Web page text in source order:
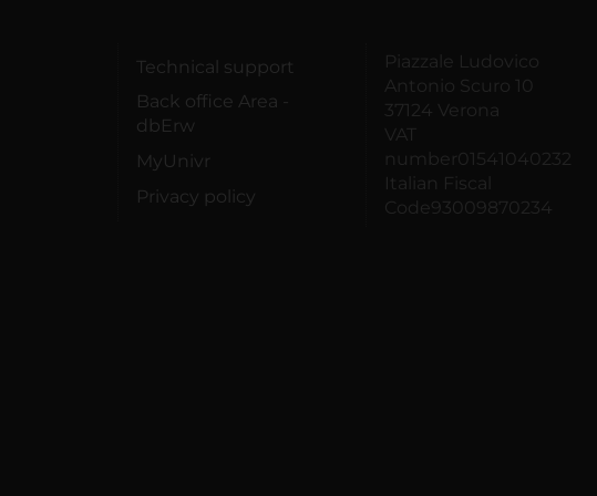
Technical support
Back office Area -
dbErw
MyUnivr
Privacy policy
Piazzale Ludovico
Antonio Scuro 10
37124 Verona
VAT
number01541040232
Italian Fiscal
Code93009870234